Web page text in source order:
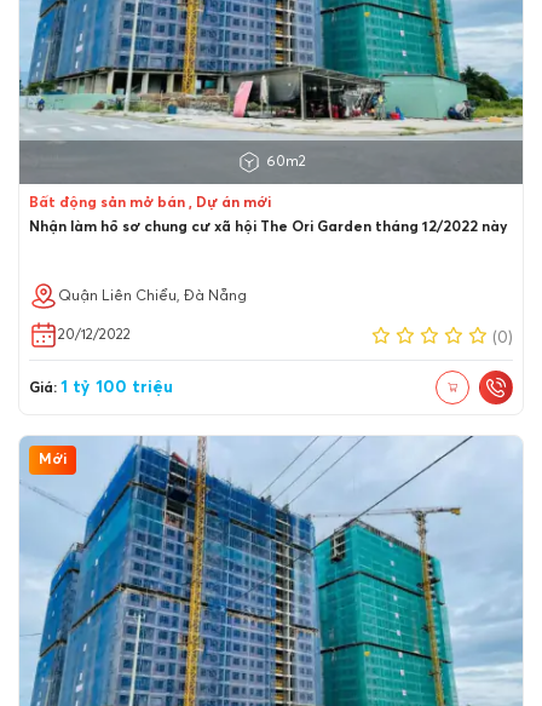
60m2
Bất động sản mở bán , Dự án mới
Nhận làm hồ sơ chung cư xã hội The Ori Garden tháng 12/2022 này
Quận Liên Chiểu, Đà Nẵng
20/12/2022 (0)
Giá: 1 tỷ 100 triệu
Mới